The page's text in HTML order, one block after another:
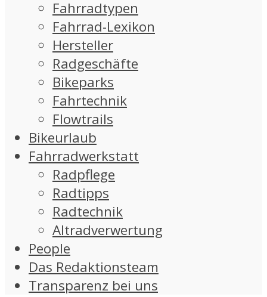
Fahrradtypen
Fahrrad-Lexikon
Hersteller
Radgeschäfte
Bikeparks
Fahrtechnik
Flowtrails
Bikeurlaub
Fahrradwerkstatt
Radpflege
Radtipps
Radtechnik
Altradverwertung
People
Das Redaktionsteam
Transparenz bei uns